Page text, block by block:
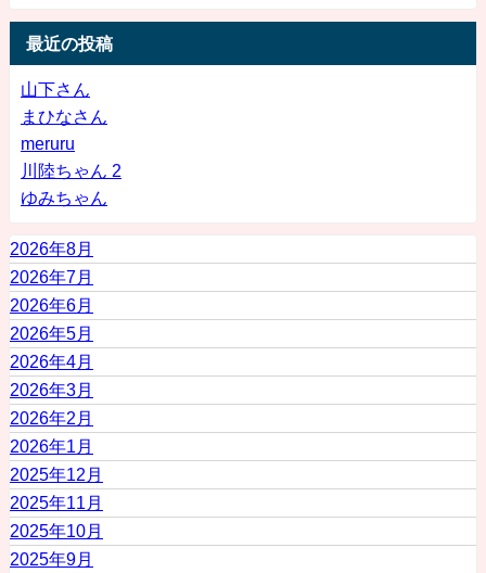
最近の投稿
山下さん
まひなさん
meruru
川陸ちゃん 2
ゆみちゃん
2026年8月
2026年7月
2026年6月
2026年5月
2026年4月
2026年3月
2026年2月
2026年1月
2025年12月
2025年11月
2025年10月
2025年9月